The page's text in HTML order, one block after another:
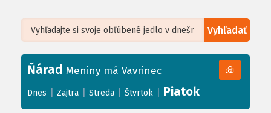
Vyhľadať
+
−
Leaflet| ©OpenStreetMap, Tiles courtesy ofHumanitarian OpenStreetMap
Ňárad Meniny má Vavrinec
Dnes Zajtra Streda Štvrtok Piatok